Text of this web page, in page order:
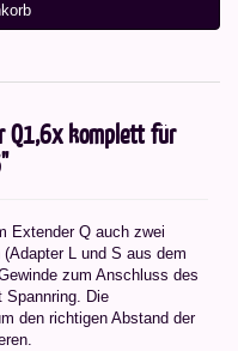
Q1,6x komplett für
Extender Q auch zwei
L und S aus dem
zum Anschluss des
Spannring. Die
den richtigen Abstand der